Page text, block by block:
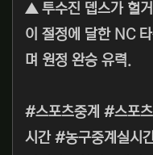
▲ 투수진 뎁스가 헐
이 절정에 달한 NC
며 원정 완승 유력.
#스포츠중계 #스포
시간 #농구중계실시